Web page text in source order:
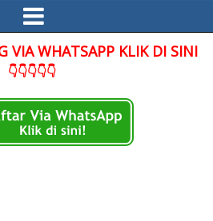
VIA WHATSAPP KLIK DI SINI
👇👇👇👇👇